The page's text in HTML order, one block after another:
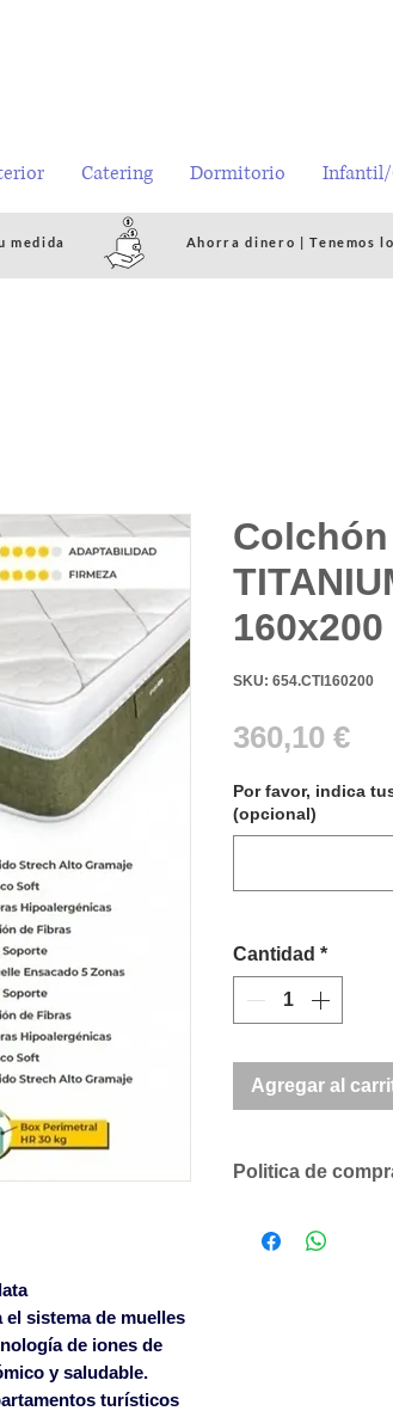
Catering Dormitorio Infantil/
medida Ahorra dinero | Tenemos
el sistema de muelles
de iones de
y saludable.
turísticos
Colchón
SKU: 654.CTI160200
360,10 €
Por favor, indica
(opcional)
Cantidad *
Agregar al
Politica de
según volumen